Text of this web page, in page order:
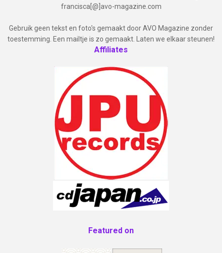
francisca[@]avo-magazine.com
Gebruik geen tekst en foto's gemaakt door AVO Magazine zonder
toestemming. Een mailtje is zo gemaakt. Laten we elkaar steunen!
Affiliates
Featured on